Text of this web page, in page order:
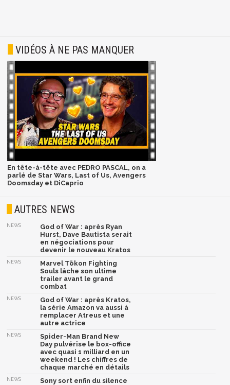
VIDÉOS À NE PAS MANQUER
En tête-à-tête avec PEDRO PASCAL, on a
parlé de Star Wars, Last of Us, Avengers
Doomsday et DiCaprio
AUTRES NEWS
NEWS
God of War : après Ryan
Hurst, Dave Bautista serait
en négociations pour
devenir le nouveau Kratos
NEWS
Marvel Tōkon Fighting
Souls lâche son ultime
trailer avant le grand
combat
NEWS
God of War : après Kratos,
la série Amazon va aussi à
remplacer Atreus et une
autre actrice
NEWS
Spider-Man Brand New
Day pulvérise le box-office
avec quasi 1 milliard en un
weekend ! Les chiffres de
chaque marché en détails
NEWS
Sony sort enfin du silence